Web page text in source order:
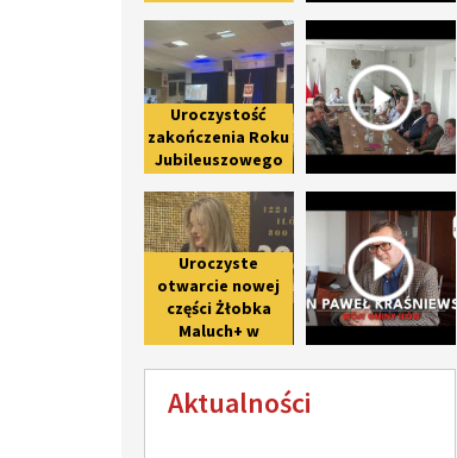
Iłowowi -
fotorelacja
Uroczystość
Uroczystość
zakończenia Roku
Jubileuszowego
800-lecie pierwszej
wzmianki o Iłowie
Uroczyste
otwarcie nowej
części Żłobka
Maluch+ w
etapie
modernizacji
Aktualności